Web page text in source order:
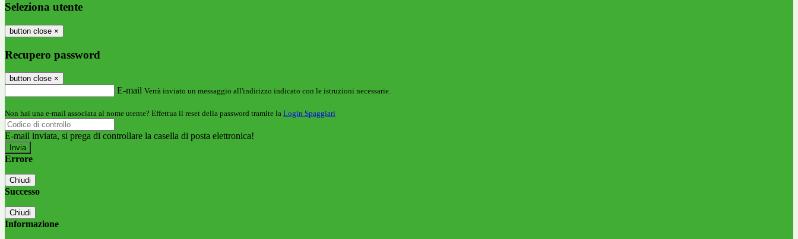
Seleziona utente
button close ×
Recupero password
button close ×
E-mail Verrà inviato un messaggio all'indirizzo indicato con le istruzioni necessarie.
Non hai una e-mail associata al nome utente? Effettua il reset della password tramite la Login Spaggiari
E-mail inviata, si prega di controllare la casella di posta elettronica!
Errore
Chiudi
Successo
Chiudi
Informazione